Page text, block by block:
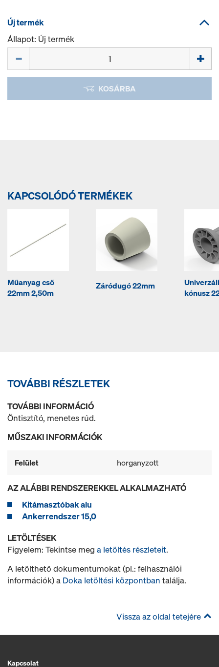
Új termék
Állapot: Új termék
KOSÁRBA
KAPCSOLÓDÓ TERMÉKEK
Műanyag cső
22mm 2,50m
Záródugó 22mm
kónusz
TOVÁBBI RÉSZLETEK
TOVÁBBI INFORMÁCIÓ
Öntisztító, menetes rúd.
MŰSZAKI INFORMÁCIÓK
Felület horganyzott
AZ ALÁBBI RENDSZEREKKEL ALKALMAZHATÓ
Kitámasztóbak alu
Ankerrendszer 15,0
LETÖLTÉSEK
Figyelem: Tekintse meg a letöltés részleteit.
A letölthető dokumentumokat (pl.: felhasználói
információk) a Doka letöltési központban találja.
Vissza az oldal tetejére
Kapcsolat